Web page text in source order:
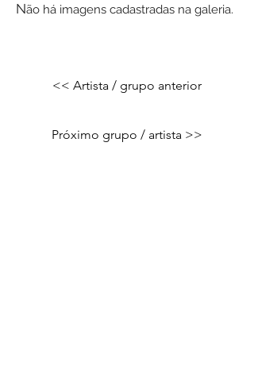
Não há imagens cadastradas na galeria.
<< Artista / grupo anterior
Próximo grupo / artista >>